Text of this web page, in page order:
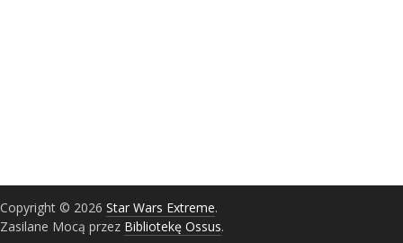
Copyright © 2026 Star Wars Extreme.
Zasilane Mocą przez Bibliotekę Ossus.